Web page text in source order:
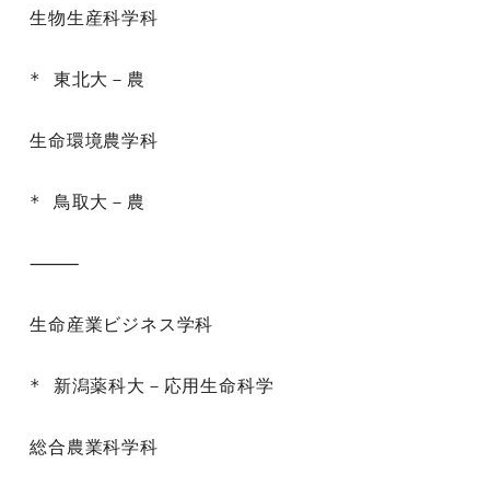
生物生産科学科
* 東北大－農
生命環境農学科
* 鳥取大－農
⸻
生命産業ビジネス学科
* 新潟薬科大－応用生命科学
総合農業科学科